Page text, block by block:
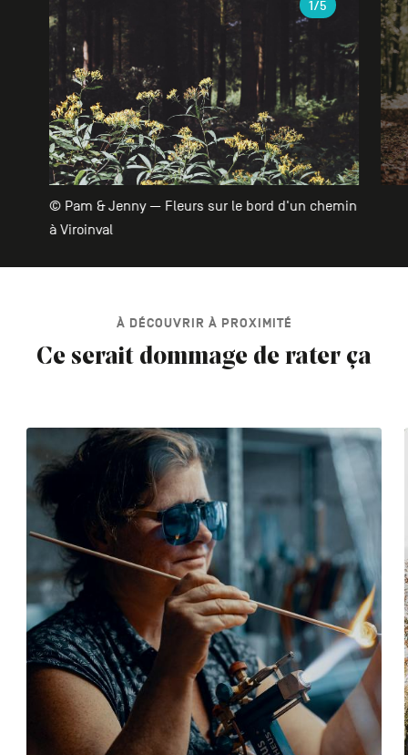
© Pam & Jenny — Fleurs sur le bord d'un chemin
à Viroinval
1/5
À DÉCOUVRIR À PROXIMITÉ
Ce serait dommage de rater ça